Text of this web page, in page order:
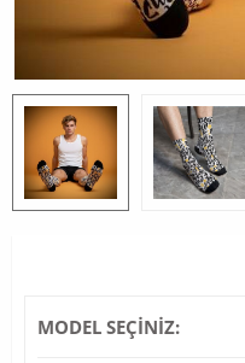
MODEL SEÇİNİZ: